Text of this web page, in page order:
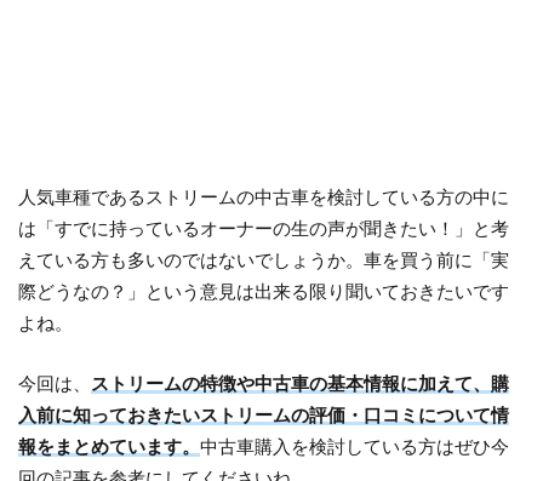
人気車種であるストリームの中古車を検討している方の中に
は「すでに持っているオーナーの生の声が聞きたい！」と考
えている方も多いのではないでしょうか。車を買う前に「実
際どうなの？」という意見は出来る限り聞いておきたいです
よね。
今回は、 ストリームの特徴や中古車の基本情報に加えて、購
入前に知っておきたいストリームの評価・口コミについて情
報をまとめています。中古車購入を検討している方はぜひ今